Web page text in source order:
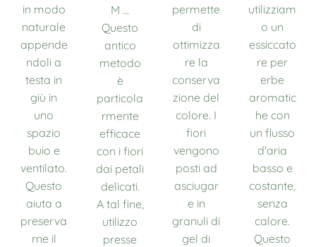
in modo
naturale
appende
ndoli a
testa in
giù in
uno
spazio
buio e
ventilato.
Questo
aiuta a
preserva
rne il
M ...
Questo
antico
metodo
è
particola
rmente
efficace
con i fiori
dai petali
delicati.
A tal fine,
utilizzo
presse
permette
di
ottimizza
re la
conserva
zione del
colore. I
fiori
vengono
posti ad
asciugar
e in
granuli di
gel di
utilizziam
o un
essiccato
re per
erbe
aromatic
he con
un flusso
d'aria
basso e
costante,
senza
calore.
Questo